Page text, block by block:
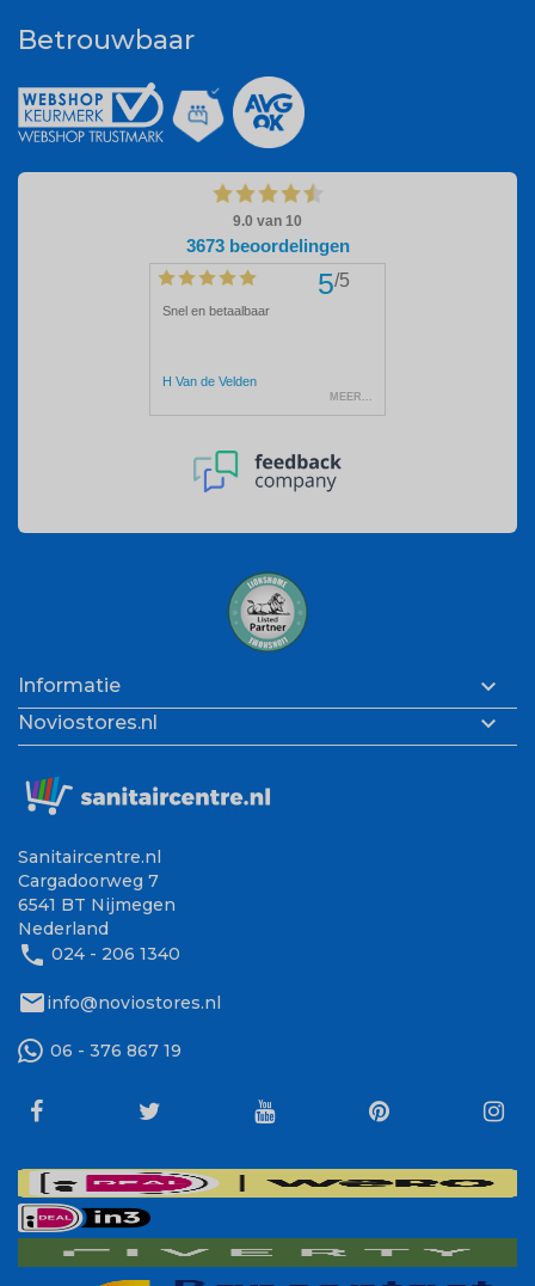
Betrouwbaar
Informatie 
Noviostores.nl 
Sanitaircentre.nl
Cargadoorweg 7
6541 BT Nijmegen
Nederland
phone 024 - 206 1340
mailinfo@noviostores.nl
06 - 376 867 19